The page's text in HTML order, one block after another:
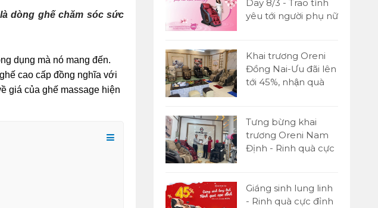
dòng ghế chăm sóc sức
dụng mà nó mang đến.
cao cấp đồng nghĩa với
giá của ghế massage hiện
Day 8/3 - Trao tình
yêu tới người phụ nữ
Khai trương Oreni
Đồng Nai-Ưu đãi lên
tới 45%, nhận quà
Tưng bừng khai
trương Oreni Nam
Định - Rinh quà cực
Giáng sinh lung linh
- Rinh quà cực đỉnh